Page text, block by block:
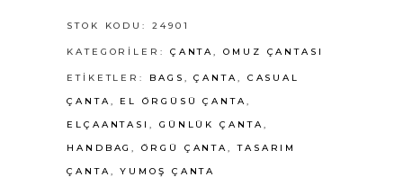
STOK KODU: 24901
KATEGORILER: ÇANTA ,OMUZ ÇANTASI
ETIKETLER: BAGS ,ÇANTA
CASUAL
ÇANTA
EL ÖRGÜSÜ ÇANTA
ELÇAANTASI
GÜNLÜK ÇANTA
HANDBAG
,ÖRGÜ ÇANTA ,TASARIM
ÇANTA
,YUMOŞ ÇANTA